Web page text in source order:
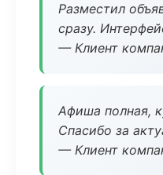
Разместил
сразу.
— Клиент
Афиша полная,
Спасибо за
— Клиент